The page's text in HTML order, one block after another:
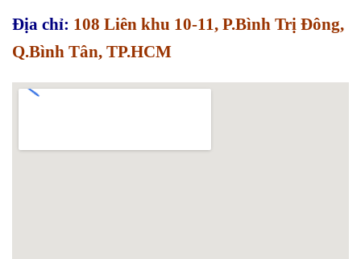
Địa chỉ: 108 Liên khu 10-11, P.Bình Trị Đông,
Q.Bình Tân, TP.HCM